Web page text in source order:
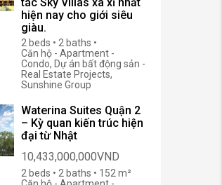
hiện nay cho giới siêu
giàu.
2 beds • 2 baths •
Căn hộ - Apartment -
Condo, Dự án bất động sản -
Real Estate Projects,
Sunshine Group
Waterina Suites Quận 2
– Kỳ quan kiến trúc hiện
đại từ Nhật
10,433,000,000VND
2 beds • 2 baths • 152 m²